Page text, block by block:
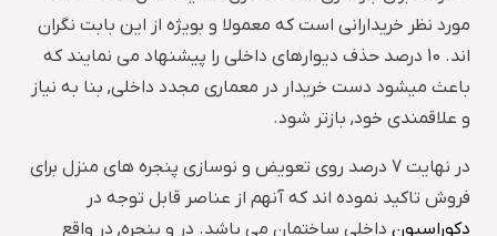
مورد نظر خریدارانی است که معمولا و بویژه از این بابت نگران
اند. 10 درصد حذف دیوارهای داخلی را پیشنهاد می نمایند که
باعث میشود دست خریدار در معماری مجدد داخلی, بنا به نیاز
و علاقمندی خود, بازتر شود.
در نهایت 7 درصد روی تعویض و نوسازی پنجره های منزل برای
فروش تاکید نموده اند که آنهم از عناصر قابل توجه در
دکوراسیون داخلی ساختمان می باشد. در و پنجره, در واقع